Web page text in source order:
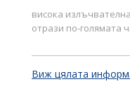
висока
отрази по-голямата
част от макар и
била абсорбирана
слънчевата
Виж цялата